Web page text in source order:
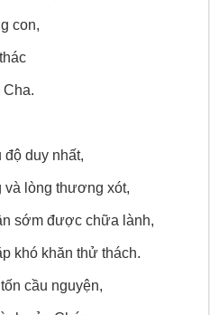
con,
Cha.
duy nhất,
và lòng thương xót,
sớm được chữa lành,
khó khăn thử thách.
cầu nguyện,